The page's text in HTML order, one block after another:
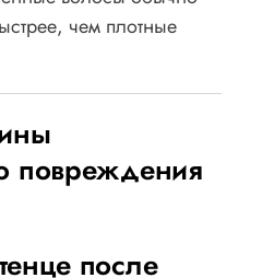
чем плотные
повреждения
после